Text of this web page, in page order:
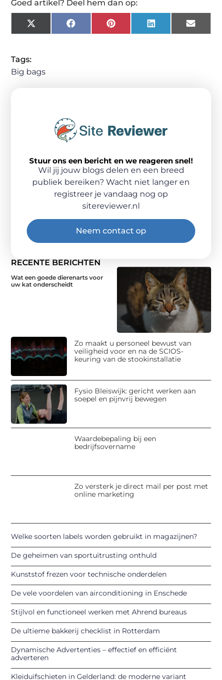
Goed artikel? Deel hem dan op:
X
(Twitter)
FacebookPinterestLinkedIn Email
Tags:
Big bags
RECENTE BERICHTEN
Wat een goede dierenarts voor
uw kat onderscheidt
Zo maakt u personeel bewust van
veiligheid voor en na de SCIOS-
keuring van de stookinstallatie
Fysio Bleiswijk: gericht werken aan
soepel en pijnvrij bewegen
Waardebepaling bij een
bedrijfsovername
Zo versterk je direct mail per post met
online marketing
Welke soorten labels worden gebruikt in magazijnen?
De geheimen van sportuitrusting onthuld
Kunststof frezen voor technische onderdelen
De vele voordelen van airconditioning in Enschede
Stijlvol en functioneel werken met Ahrend bureaus
De ultieme bakkerij checklist in Rotterdam
Dynamische Advertenties – effectief en efficiënt
adverteren
Kleiduifschieten in Gelderland: de moderne variant
Stuur ons een bericht en we reageren snel!
Wil jij jouw blogs delen en een breed
publiek bereiken? Wacht niet langer en
registreer je vandaag nog op
sitereviewer.nl
Neem contact op